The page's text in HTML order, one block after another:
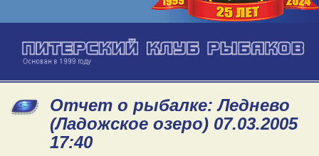
Отчет о рыбалке: Леднево
(Ладожское озеро) 07.03.2005
17:40